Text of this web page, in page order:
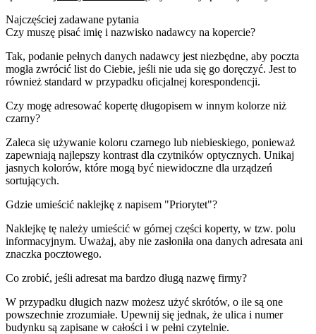
Najczęściej zadawane pytania
Czy muszę pisać imię i nazwisko nadawcy na kopercie?
Tak, podanie pełnych danych nadawcy jest niezbędne, aby poczta
mogła zwrócić list do Ciebie, jeśli nie uda się go doręczyć. Jest to
również standard w przypadku oficjalnej korespondencji.
Czy mogę adresować kopertę długopisem w innym kolorze niż
czarny?
Zaleca się używanie koloru czarnego lub niebieskiego, ponieważ
zapewniają najlepszy kontrast dla czytników optycznych. Unikaj
jasnych kolorów, które mogą być niewidoczne dla urządzeń
sortujących.
Gdzie umieścić naklejkę z napisem "Priorytet"?
Naklejkę tę należy umieścić w górnej części koperty, w tzw. polu
informacyjnym. Uważaj, aby nie zasłoniła ona danych adresata ani
znaczka pocztowego.
Co zrobić, jeśli adresat ma bardzo długą nazwę firmy?
W przypadku długich nazw możesz użyć skrótów, o ile są one
powszechnie zrozumiałe. Upewnij się jednak, że ulica i numer
budynku są zapisane w całości i w pełni czytelnie.